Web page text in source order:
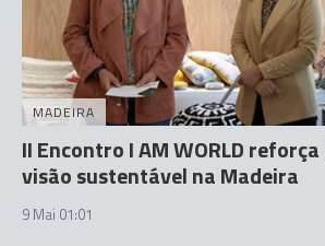
MADEIRA
II Encontro I AM WORLD
visão sustentável na Madeira
9 Mai 01:01